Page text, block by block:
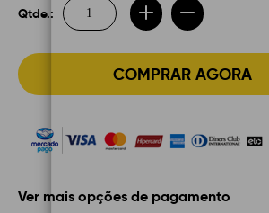
Qtde.:
COMPRAR AGORA
Ver mais opções de pagamento